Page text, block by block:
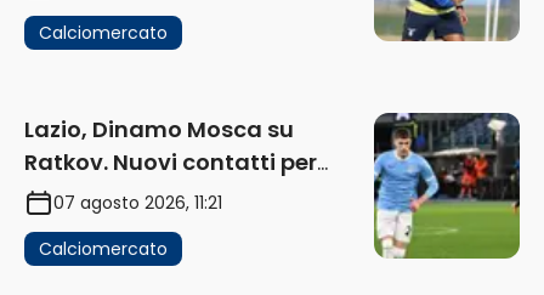
Calciomercato
Lazio, Dinamo Mosca su
Ratkov. Nuovi contatti per
Pinamonti
07 agosto 2026, 11:21
Calciomercato